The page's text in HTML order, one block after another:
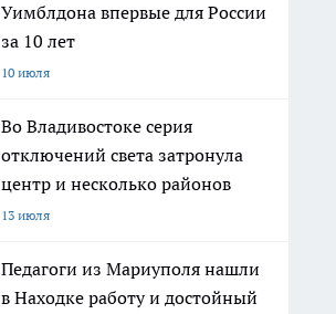
Уимблдона впервые для России
за 10 лет
10 июля
Во Владивостоке серия
отключений света затронула
центр и несколько районов
13 июля
Педагоги из Мариуполя нашли
в Находке работу и достойный